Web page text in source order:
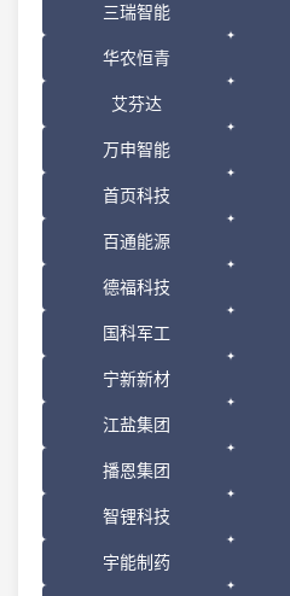
三瑞智能
华农恒青
艾芬达
万申智能
首页科技
百通能源
德福科技
国科军工
宁新新材
江盐集团
播恩集团
智锂科技
宇能制药